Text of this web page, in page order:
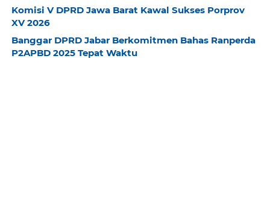
Komisi V DPRD Jawa Barat Kawal Sukses Porprov
XV 2026
Banggar DPRD Jabar Berkomitmen Bahas Ranperda
P2APBD 2025 Tepat Waktu